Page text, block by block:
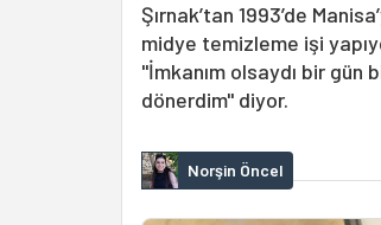
Şırnak’tan 1993’de
midye temizleme işi
"İmkanım olsaydı bir
dönerdim" diyor.
Norşin Öncel